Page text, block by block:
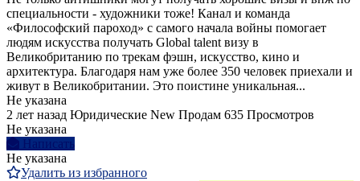
специальности - художники тоже! Канал и команда
«Философский пароход» с самого начала войны помогает
людям искусства получать Global talent визу в
Великобританию по трекам фэшн, искусство, кино и
архитектура. Благодаря нам уже более 350 человек приехали и
живут в Великобритании. Это поистине уникальная...
Не указана
2 лет назад Юридические New Продам 635 Просмотров
Не указана
Написать
Не указана
Удалить из избранного